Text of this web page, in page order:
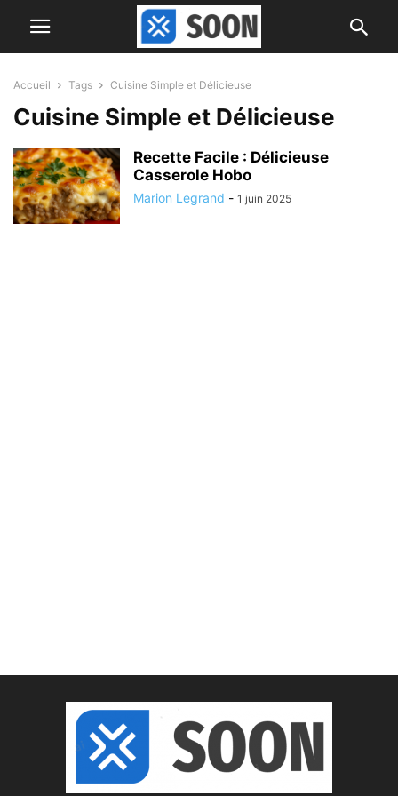
Accueil Tags Cuisine Simple et Délicieuse
Cuisine Simple et Délicieuse
Recette Facile : Délicieuse
Casserole Hobo
Marion Legrand - 1 juin 2025